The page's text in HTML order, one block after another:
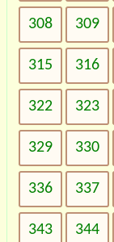
308 309
315 316
322 323
329 330
336 337
343 344